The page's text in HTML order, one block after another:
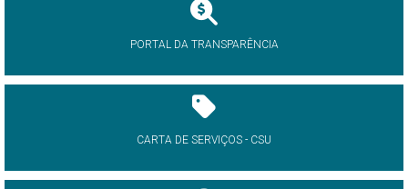
PORTAL DA TRANSPARÊNCIA
CARTA DE SERVIÇOS - CSU